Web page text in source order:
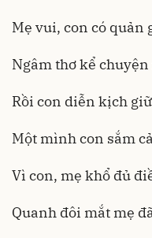
Mẹ vui, con có quản
Ngâm thơ kể
Rồi con diễn kịch
Một mình con sắm
Vì con, mẹ khổ đủ
Quanh đôi mắt mẹ